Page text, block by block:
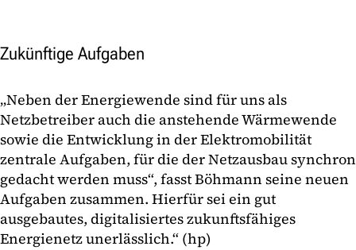
Zukünftige Aufgaben
„Neben der Energiewende sind für uns als
Netzbetreiber auch die anstehende Wärmewende
sowie die Entwicklung in der Elektromobilität
zentrale Aufgaben, für die der Netzausbau synchron
gedacht werden muss“, fasst Böhmann seine neuen
Aufgaben zusammen. Hierfür sei ein gut
ausgebautes, digitalisiertes zukunftsfähiges
Energienetz unerlässlich.“ (hp)